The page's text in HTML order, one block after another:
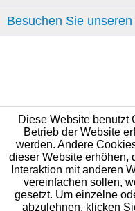
Besuchen Sie
Diese Website benutzt
Betrieb der Website
werden. Andere
dieser Website erhöhen,
Interaktion mit anderen
vereinfachen sollen,
gesetzt. Um einzelne
abzulehnen, klicken